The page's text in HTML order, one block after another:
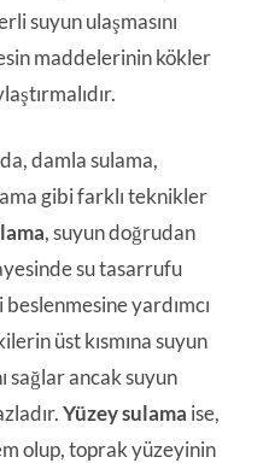
suyun ulaşmasını
maddelerinin kökler
damla sulama,
gibi farklı teknikler
, suyun doğrudan
su tasarrufu
yardımcı
üst kısmına suyun
sağlar ancak suyun
Yüzey sulama ise,
olup, toprak yüzeyinin